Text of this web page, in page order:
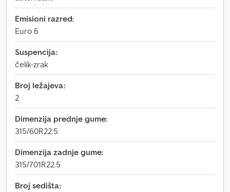
Emisioni razred:
Euro 6
Suspencija:
čelik-zrak
Broj ležajeva:
2
Dimenzija prednje gume:
315/60R22.5
Dimenzija zadnje gume:
315/701R22.5
Broj sedišta: